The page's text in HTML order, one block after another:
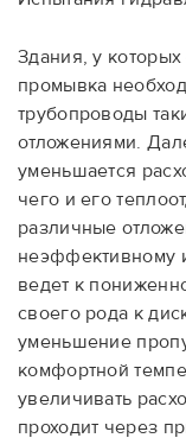
Здания, у которых
промывка
трубопроводы
отложениями.
уменьшается
чего и его
различные
неэффективному
ведет к
своего рода к
уменьшение
комфортной
увеличивать
проходит через